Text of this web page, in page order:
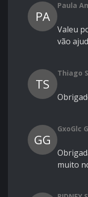
PA
Paula
Valeu
vão
TS
Thiago
GG
GxoGlc
muito